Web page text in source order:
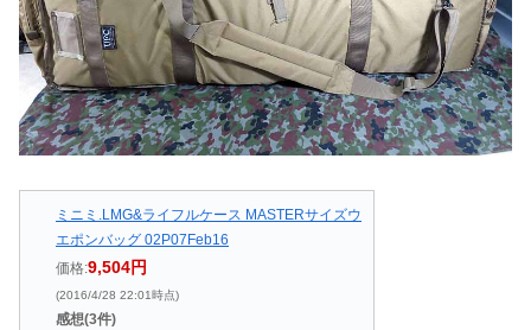
ミニミ.LMG&ライフルケース MASTERサイズウ
エポンバッグ 02P07Feb16
価格:9,504円
(2016/4/28 22:01時点)
感想(3件)